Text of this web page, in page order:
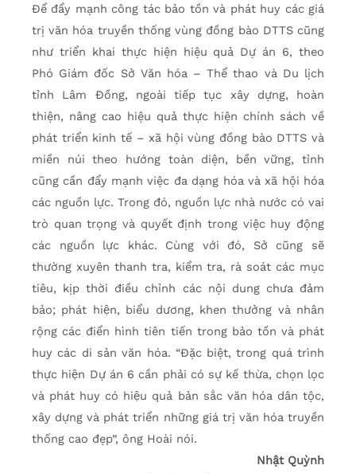
Để đẩy mạnh công tác bảo tồn và phát huy các giá
trị văn hóa truyền thống vùng đồng bào DTTS cũng
như triển khai thực hiện hiệu quả Dự án 6, theo
Phó Giám đốc Sở Văn hóa – Thể thao và Du lịch
tỉnh Lâm Đồng, ngoài tiếp tục xây dựng, hoàn
thiện, nâng cao hiệu quả thực hiện chính sách về
phát triển kinh tế – xã hội vùng đồng bào DTTS và
miền núi theo hướng toàn diện, bền vững, tỉnh
cũng cần đẩy mạnh việc đa dạng hóa và xã hội hóa
các nguồn lực. Trong đó, nguồn lực nhà nước có vai
trò quan trọng và quyết định trong việc huy động
các nguồn lực khác. Cùng với đó, Sở cũng sẽ
thường xuyên thanh tra, kiểm tra, rà soát các mục
tiêu, kịp thời điều chỉnh các nội dung chưa đảm
bảo; phát hiện, biểu dương, khen thưởng và nhân
rộng các điển hình tiên tiến trong bảo tồn và phát
huy các di sản văn hóa. “Đặc biệt, trong quá trình
thực hiện Dự án 6 cần phải có sự kế thừa, chọn lọc
và phát huy có hiệu quả bản sắc văn hóa dân tộc,
xây dựng và phát triển những giá trị văn hóa truyền
thống cao đẹp”, ông Hoài nói.
Nhật Quỳnh